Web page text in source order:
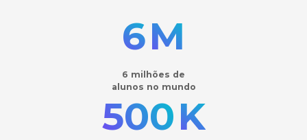
6M
6 milhões de
alunos no mundo
500K